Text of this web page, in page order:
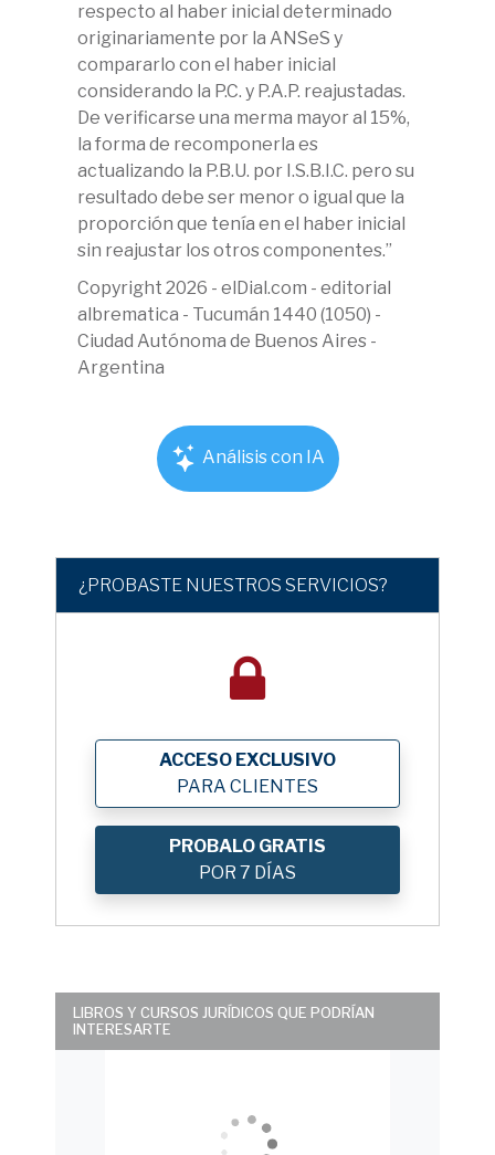
respecto al haber inicial determinado
originariamente por la ANSeS y
compararlo con el haber inicial
considerando la P.C. y P.A.P. reajustadas.
De verificarse una merma mayor al 15%,
la forma de recomponerla es
actualizando la P.B.U. por I.S.B.I.C. pero su
resultado debe ser menor o igual que la
proporción que tenía en el haber inicial
sin reajustar los otros componentes.”
Copyright 2026 - elDial.com - editorial
albrematica - Tucumán 1440 (1050) -
Ciudad Autónoma de Buenos Aires -
Argentina
Análisis con IA
¿PROBASTE NUESTROS SERVICIOS?
ACCESO EXCLUSIVO
PARA CLIENTES
PROBALO GRATIS
POR 7 DÍAS
LIBROS Y CURSOS JURÍDICOS QUE PODRÍAN
INTERESARTE